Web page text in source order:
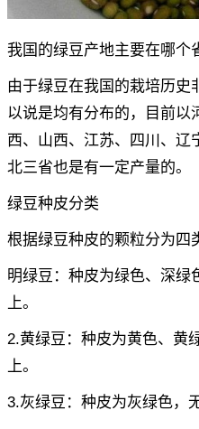
我国的绿豆产地主要在哪个
由于绿豆在我国的栽培历史
以说是均有分布的，目前以
西、山西、江苏、四川、辽
北三省也是有一定产量的。
绿豆种皮分类
根据绿豆种皮的颗粒分为四
明绿豆：种皮为绿色、深绿
上。
2.黄绿豆：种皮为黄色、黄
上。
3.灰绿豆：种皮为灰绿色，